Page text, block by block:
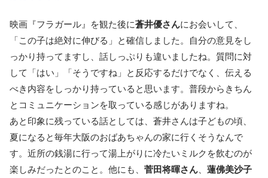
映画『フラガール』を観た後に蒼井優さんにお会いして、
「この子は絶対に伸びる」と確信しました。自分の意見をし
っかり持ってますし、話しっぷりも違いましたね。質問に対
して「はい」「そうですね」と反応するだけでなく、伝える
べき内容をしっかり持っていると思います。普段からきちん
とコミュニケーションを取っている感じがありますね。
あと印象に残っている話としては、蒼井さんは子どもの頃、
夏になると毎年大阪のおばあちゃんの家に行くそうなんで
す。近所の銭湯に行って湯上がりに冷たいミルクを飲むのが
楽しみだったとのこと。他にも、 菅田将暉さん
蓮佛美沙子